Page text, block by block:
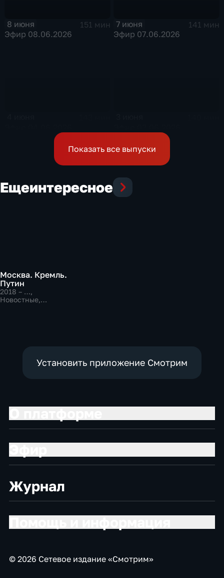
8 июня
151 мин
Эфир 08.06.2026
7 июня
141 мин
Эфир 07.06.2026
Показать все выпуски
Ещеинтересное
Москва. Кремль.
Путин
2018 – …,
Новостные,
Установить приложение Смотрим
Журнал
© 2026 Сетевое издание «Смотрим»